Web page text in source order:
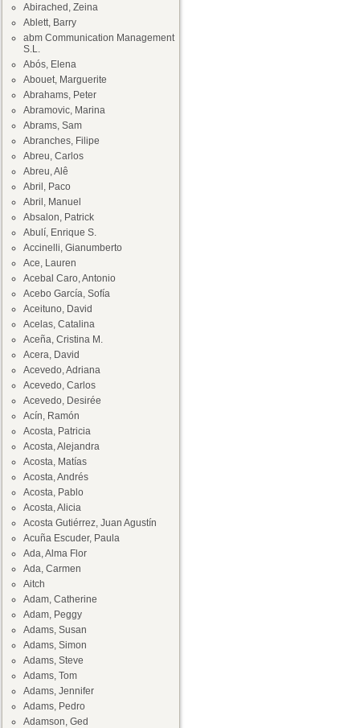
Abirached, Zeina
Ablett, Barry
abm Communication Management
S.L.
Abós, Elena
Abouet, Marguerite
Abrahams, Peter
Abramovic, Marina
Abrams, Sam
Abranches, Filipe
Abreu, Carlos
Abreu, Alê
Abril, Paco
Abril, Manuel
Absalon, Patrick
Abulí, Enrique S.
Accinelli, Gianumberto
Ace, Lauren
Acebal Caro, Antonio
Acebo García, Sofía
Aceituno, David
Acelas, Catalina
Aceña, Cristina M.
Acera, David
Acevedo, Adriana
Acevedo, Carlos
Acevedo, Desirée
Acín, Ramón
Acosta, Patricia
Acosta, Alejandra
Acosta, Matías
Acosta, Andrés
Acosta, Pablo
Acosta, Alicia
Acosta Gutiérrez, Juan Agustín
Acuña Escuder, Paula
Ada, Alma Flor
Ada, Carmen
Aitch
Adam, Catherine
Adam, Peggy
Adams, Susan
Adams, Simon
Adams, Steve
Adams, Tom
Adams, Jennifer
Adams, Pedro
Adamson, Ged